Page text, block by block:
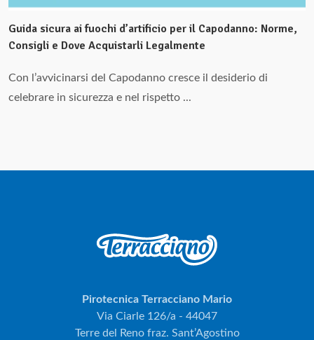
Guida sicura ai fuochi d’artificio per il Capodanno: Norme,
Consigli e Dove Acquistarli Legalmente
Con l’avvicinarsi del Capodanno cresce il desiderio di
celebrare in sicurezza e nel rispetto ...
Pirotecnica Terracciano Mario
Via Ciarle 126/a - 44047
Terre del Reno fraz. Sant’Agostino